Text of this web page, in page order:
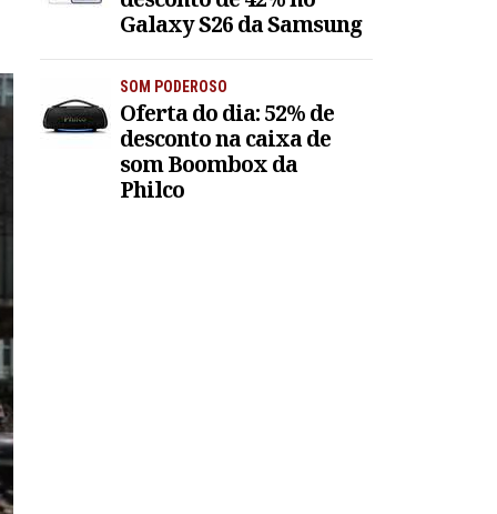
Galaxy S26 da Samsung
SOM PODEROSO
Oferta do dia: 52% de
desconto na caixa de
som Boombox da
Philco